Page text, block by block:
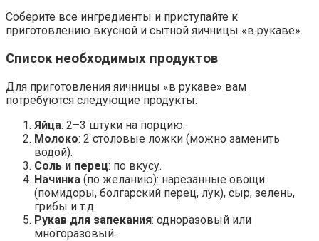
Соберите все ингредиенты и приступайте к
приготовлению вкусной и сытной яичницы «в рукаве».
Список необходимых продуктов
Для приготовления яичницы «в рукаве» вам
потребуются следующие продукты:
Яйца: 2–3 штуки на порцию.
Молоко: 2 столовые ложки (можно заменить
водой).
Соль и перец: по вкусу.
Начинка (по желанию): нарезанные овощи
(помидоры, болгарский перец, лук), сыр, зелень,
грибы и т.д.
Рукав для запекания: одноразовый или
многоразовый.